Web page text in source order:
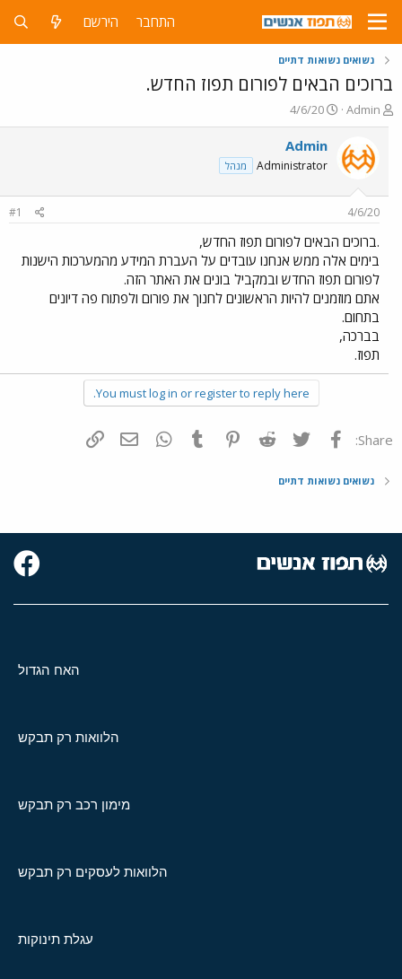
התחבר הירשם
נשואים נשואות דתיים
ברוכים הבאים לפורום תפוז החדש.
פ
ו
ח
ו
ש
א
Admin
פ
ו
ר
ם
ר
י
ך
4/6/20
Admin
Administrator מנהל
4/6/20
#1
.ברוכים הבאים לפורום תפוז החדש,
בימים אלה ממש אנחנו עובדים על העברת המידע מהמערכות הישנות
לפורום תפוז החדש ובמקביל בונים את האתר הזה.
אתם מוזמנים להיות הראשונים לחנוך את פורום ולפתוח פה דיונים
בתחום.
בברכה,
תפוז.
You must log in or register to reply here.
Share: פייסבוק Twitter
Reddit
Pinterest
Tumblr
WhatsAppדואר אלקטרוני
נשואים נשואות דתיים
האח הגדול
הלוואות רק תבקש
מימון רכב רק תבקש
הלוואות לעסקים רק תבקש
עגלת תינוקות